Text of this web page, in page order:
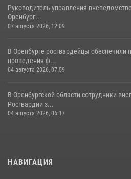
Руководитель управления
Оренбург...
07 августа 2026, 12:09
В Оренбурге росгвардейцы обеспечили
проведения ф...
04 августа 2026, 07:59
В Оренбургской области сотрудники
Росгвардии з...
04 августа 2026, 06:17
НАВИГАЦИЯ